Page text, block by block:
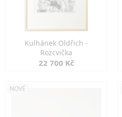
Kulhánek Oldřich -
Rozcvička
22 700 Kč
NOVÉ